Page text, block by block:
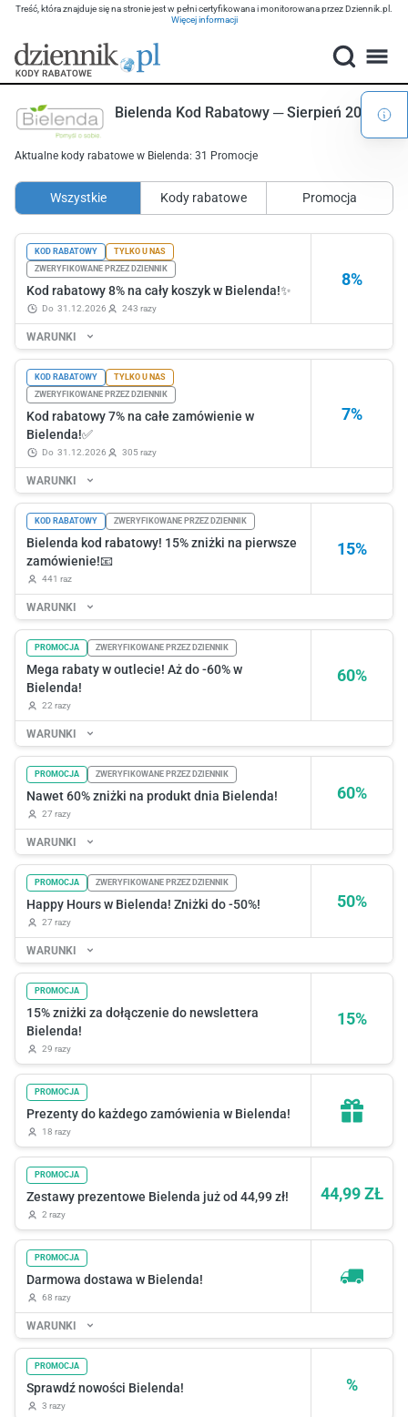
Treść, która znajduje się na stronie jest w pełni certyfikowana i monitorowana przez Dziennik.pl.
Więcej informacji
Bielenda Kod Rabatowy ─ Sierpień 2026
Aktualne kody rabatowe w Bielenda: 31 Promocje
Wszystkie Kody rabatowe Promocja
8%
KOD RABATOWY
TYLKO U NAS
ZWERYFIKOWANE PRZEZ DZIENNIK
Kod rabatowy 8% na cały koszyk w Bielenda!✨
do 31.12.2026 243 razy
WARUNKI
7%
KOD RABATOWY
TYLKO U NAS
ZWERYFIKOWANE PRZEZ DZIENNIK
Kod rabatowy 7% na całe zamówienie w
Bielenda!✅
do 31.12.2026 305 razy
WARUNKI
15%
KOD RABATOWY ZWERYFIKOWANE PRZEZ DZIENNIK
Bielenda kod rabatowy! 15% zniżki na pierwsze
zamówienie!📧
441 raz
WARUNKI
60%
PROMOCJA ZWERYFIKOWANE PRZEZ DZIENNIK
Mega rabaty w outlecie! Aż do -60% w
Bielenda!
22 razy
WARUNKI
60%
PROMOCJA ZWERYFIKOWANE PRZEZ DZIENNIK
Nawet 60% zniżki na produkt dnia Bielenda!
27 razy
WARUNKI
50%
PROMOCJA ZWERYFIKOWANE PRZEZ DZIENNIK
Happy Hours w Bielenda! Zniżki do -50%!
27 razy
WARUNKI
15%
PROMOCJA
15% zniżki za dołączenie do newslettera
Bielenda!
29 razy
PROMOCJA
Prezenty do każdego zamówienia w Bielenda!
18 razy
44,99 ZŁ
PROMOCJA
Zestawy prezentowe Bielenda już od 44,99 zł!
2 razy
PROMOCJA
Darmowa dostawa w Bielenda!
68 razy
WARUNKI
%
PROMOCJA
Sprawdź nowości Bielenda!
3 razy